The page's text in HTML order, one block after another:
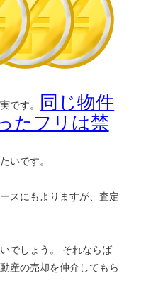
です。
同じ物件
たフリは禁
いです。
スにもよりますが、査定
でしょう。 それならば
産の売却を仲介してもら